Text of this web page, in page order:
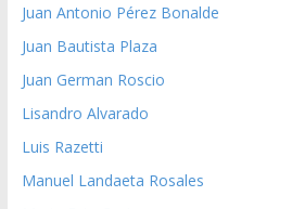
Juan Antonio Pérez Bonalde
Juan Bautista Plaza
Juan German Roscio
Lisandro Alvarado
Luis Razetti
Manuel Landaeta Rosales